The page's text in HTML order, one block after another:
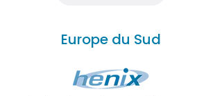
Europe du Sud